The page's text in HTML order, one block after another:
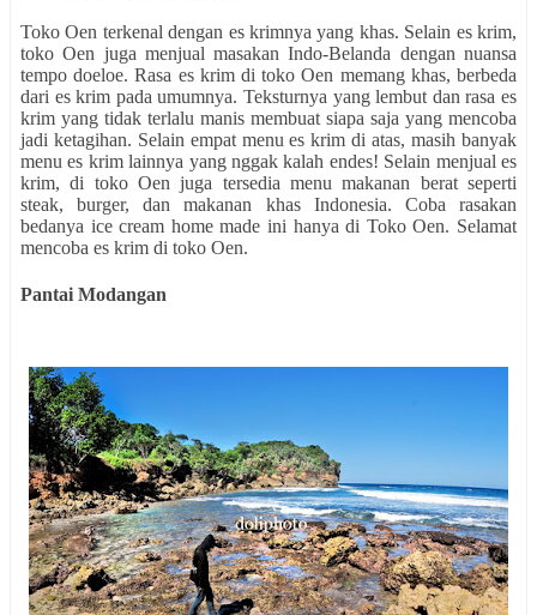
Toko Oen terkenal dengan es krimnya yang khas. Selain es krim,
toko Oen juga menjual masakan Indo-Belanda dengan nuansa
tempo doeloe. Rasa es krim di toko Oen memang khas, berbeda
dari es krim pada umumnya. Teksturnya yang lembut dan rasa es
krim yang tidak terlalu manis membuat siapa saja yang mencoba
jadi ketagihan. Selain empat menu es krim di atas, masih banyak
menu es krim lainnya yang nggak kalah endes! Selain menjual es
krim, di toko Oen juga tersedia menu makanan berat seperti
steak, burger, dan makanan khas Indonesia. Coba rasakan
bedanya ice cream home made ini hanya di Toko Oen. Selamat
mencoba es krim di toko Oen.
Pantai Modangan